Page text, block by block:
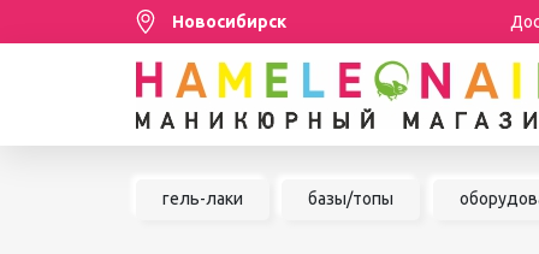
Новосибирск
Распродажа
гель-лаки базы/топы